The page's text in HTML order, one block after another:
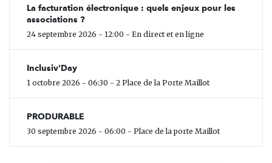
La facturation électronique : quels enjeux pour les
associations ?
24 septembre 2026 - 12:00 - En direct et en ligne
Inclusiv'Day
1 octobre 2026 - 06:30 - 2 Place de la Porte Maillot
PRODURABLE
30 septembre 2026 - 06:00 - Place de la porte Maillot